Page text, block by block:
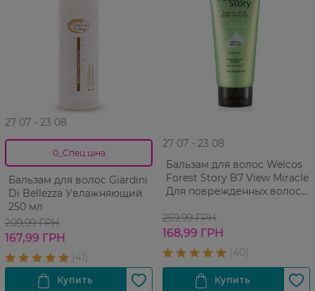
27 07 - 23 08
0_Спец.ціна
Бальзам для волос Giardini
Di Bellezza Увлажняющий
250 мл
209,99 ГРН
167,99 ГРН
27 07 - 23 08
Бальзам для волос Welcos
Forest Story B7 View Miracle
Для поврежденных волос
259,99 ГРН
168,99 ГРН